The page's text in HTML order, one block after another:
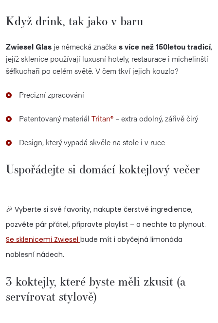
Když drink, tak jako v baru
Zwiesel Glas je německá značka s více než 150letou tradicí,
jejíž sklenice používají luxusní hotely, restaurace i michelinští
šéfkuchaři po celém světě. V čem tkví jejich kouzlo?
Precizní zpracování
Patentovaný materiál Tritan® – extra odolný, zářivě čirý
Design, který vypadá skvěle na stole i v ruce
Uspořádejte si domácí koktejlový večer
🎉 Vyberte si své favority, nakupte čerstvé ingredience,
pozvěte pár přátel, připravte playlist – a nechte to plynout.
Se sklenicemi Zwiesel bude mít i obyčejná limonáda
noblesní nádech.
3 koktejly, které byste měli zkusit (a
servírovat stylově)